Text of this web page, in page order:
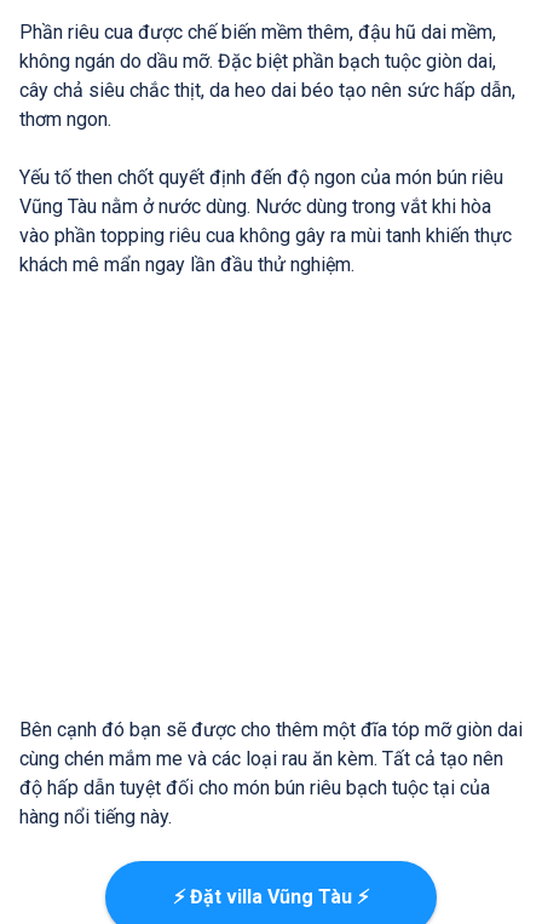
Phần riêu cua được chế biến mềm thêm, đậu hũ dai mềm,
không ngán do dầu mỡ. Đặc biệt phần bạch tuộc giòn dai,
cây chả siêu chắc thịt, da heo dai béo tạo nên sức hấp dẫn,
thơm ngon.
Yếu tố then chốt quyết định đến độ ngon của món bún riêu
Vũng Tàu nằm ở nước dùng. Nước dùng trong vắt khi hòa
vào phần topping riêu cua không gây ra mùi tanh khiến thực
khách mê mẩn ngay lần đầu thử nghiệm.
Bên cạnh đó bạn sẽ được cho thêm một đĩa tóp mỡ giòn dai
cùng chén mắm me và các loại rau ăn kèm. Tất cả tạo nên
độ hấp dẫn tuyệt đối cho món bún riêu bạch tuộc tại của
hàng nổi tiếng này.
⚡ Đặt villa Vũng Tàu ⚡